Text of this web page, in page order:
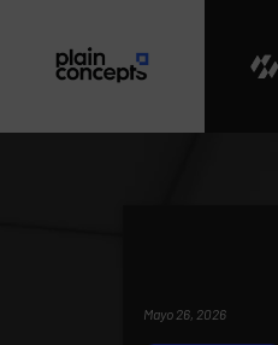
Mayo 26, 2026